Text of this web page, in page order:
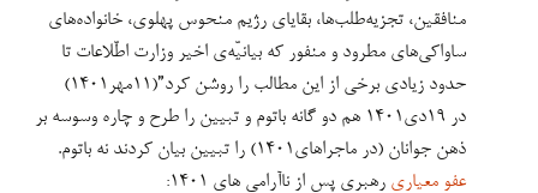
تمام محکومان ۱۴۰۱ از ۲۵شهریور تا زمان اعلام
عفو(۱۶بهمن۱۴۰۱) در هر مرحله ای که باشد به ۸شرط پرونده
مختومه و مورد بخشش واقع شدند. ( بخوانید! )
رئیس جمهور سابق (شهید رئیسی) هم روز ۲۲بهمن موافقت رهبر
انقلاب با امتداد این عفو قضایی به حوزه اداری را اعلام کرد.
دانشجویان، چهره های فرهنگی، ورزشی و رسانه ای که مشمول